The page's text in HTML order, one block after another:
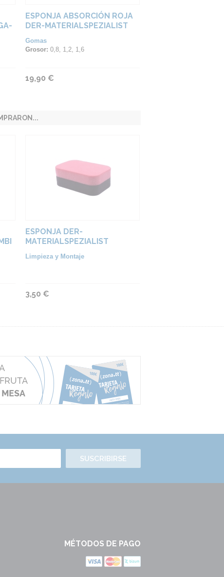
ESPONJA ABSORCIÓN ROJA
DER-MATERIALSPEZIALIST
Gomas
Grosor: 0,8, 1,2, 1,6
19,90 €
ESPONJA DER-
MATERIALSPEZIALIST
Limpieza y Montaje
3,50 €
SUSCRIBIRSE
MÉTODOS DE PAGO